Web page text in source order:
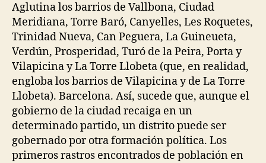
Aglutina los barrios de Vallbona, Ciudad
Meridiana, Torre Baró, Canyelles, Les Roquetes,
Trinidad Nueva, Can Peguera, La Guineueta,
Verdún, Prosperidad, Turó de la Peira, Porta y
Vilapicina y La Torre Llobeta (que, en realidad,
engloba los barrios de Vilapicina y de La Torre
Llobeta). Barcelona. Así, sucede que, aunque el
gobierno de la ciudad recaiga en un
determinado partido, un distrito puede ser
gobernado por otra formación política. Los
primeros rastros encontrados de población en